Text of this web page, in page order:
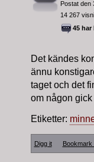
Postat den
14 267
45
Det kändes
ännu
taget och det
om någon
Etiketter:
Digg it Bookmark